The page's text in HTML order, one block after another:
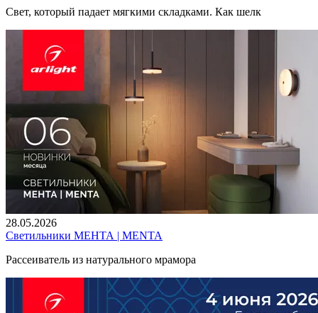
Свет, который падает мягкими складками. Как шелк
28.05.2026
Светильники МЕНТА | MENTA
Рассеиватель из натурального мрамора